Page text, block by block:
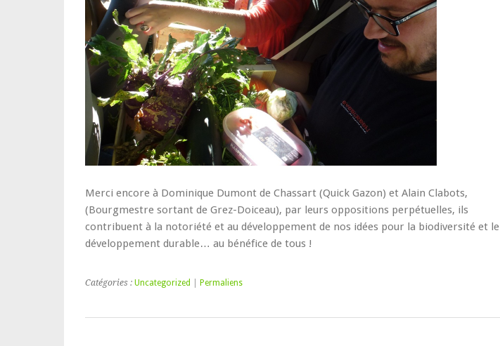
Merci encore à Dominique Dumont de Chassart (Quick Gazon) et Alain Clabots,
(Bourgmestre sortant de Grez-Doiceau), par leurs oppositions perpétuelles, ils
contribuent à la notoriété et au développement de nos idées pour la biodiversité et le
développement durable… au bénéfice de tous !
Catégories : Uncategorized Permaliens